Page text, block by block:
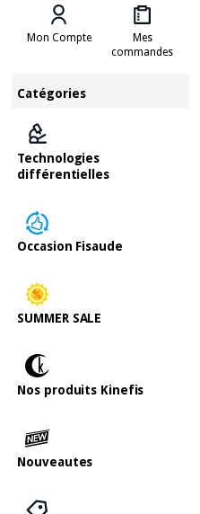
Mon Compte
Mes
commandes
Catégories
Technologies
différentielles
Occasion Fisaude
SUMMER SALE
Nos produits Kinefis
Nouveautes